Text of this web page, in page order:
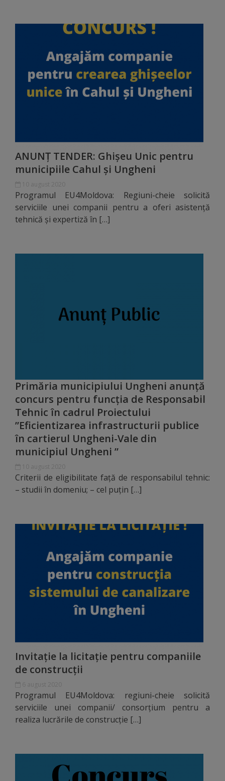
imagini
Galerie
video
foto
Administrație
Primărie
Primar
primăriei
funcționare
Integritate
și
calitate
Consiliul
Municipal
Comisii
de
specialitate
Consiliului
Calitate
și
integritate
ANUNȚ TENDER: Ghișeu Unic pentru
municipiile Cahul și Ungheni
10 august 2020
Programul EU4Moldova: Regiuni-cheie solicită
serviciile unei companii pentru a oferi asistență
tehnică și expertiză în […]
Primăria municipiului Ungheni anunță
concurs pentru funcția de Responsabil
Tehnic în cadrul Proiectului
”Eficientizarea infrastructurii publice
în cartierul Ungheni-Vale din
municipiul Ungheni ”
10 august 2020
Criterii de eligibilitate față de responsabilul tehnic:
– studii în domeniu; – cel puțin […]
Invitație la licitație pentru companiile
de construcții
6 august 2020
Programul EU4Moldova: regiuni-cheie solicită
serviciile unei companii/ consorțium pentru a
realiza lucrările de construcție […]